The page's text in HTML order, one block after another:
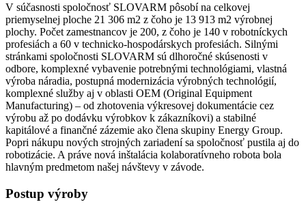
V súčasnosti spoločnosť SLOVARM pôsobí na celkovej
priemyselnej ploche 21 306 m2 z čoho je 13 913 m2 výrobnej
plochy. Počet zamestnancov je 200, z čoho je 140 v robotníckych
profesiách a 60 v technicko-hospodárskych profesiách. Silnými
stránkami spoločnosti SLOVARM sú dlhoročné skúsenosti v
odbore, komplexné vybavenie potrebnými technológiami, vlastná
výroba náradia, postupná modernizácia výrobných technológií,
komplexné služby aj v oblasti OEM (Original Equipment
Manufacturing) – od zhotovenia výkresovej dokumentácie cez
výrobu až po dodávku výrobkov k zákazníkovi) a stabilné
kapitálové a finančné zázemie ako člena skupiny Energy Group.
Popri nákupu nových strojných zariadení sa spoločnosť pustila aj do
robotizácie. A práve nová inštalácia kolaboratívneho robota bola
hlavným predmetom našej návštevy v závode.
Postup výroby